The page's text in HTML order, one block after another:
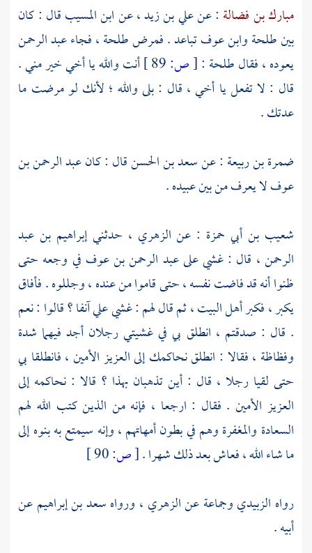
مبارك بن فضالة : عنعلي بن زيد، عنابن المسيبقال : كان
بينطلحةوابن عوفتباعد . فمرضطلحة، فجاءعبد الرحمن
يعوده ، فقالطلحة :
[ص:
أنت والله يا أخي خير مني .
قال : لا تفعل يا أخي ، قال : بلى والله ؛ لأنك لو مرضت ما
عدتك .
ضمرة بن ربيعة : عنسعد بن الحسنقال : كانعبد الرحمن بن
عوفلا يعرف من بين عبيده .
شعيب بن أبي حمزة : عن الزهري ، حدثنيإبراهيم بن عبد
الرحمن، قال : غشي علىعبد الرحمن بن عوف في وجعه حتى
ظنوا أنه قد فاضت نفسه ، حتى قاموا من عنده ، وجللوه . فأفاق
يكبر ، فكبر أهل البيت ، ثم قال لهم : غشي علي آنفا ؟ قالوا : نعم
. قال : صدقتم ، انطلق بي في غشيتي رجلان أجد فيهما شدة
وفظاظة ، فقالا : انطلق نحاكمك إلى العزيز الأمين ، فانطلقا بي
حتى لقيا رجلا ، قال : أين تذهبان بهذا ؟ قالا : نحاكمه إلى
العزيز الأمين . فقال : ارجعا ، فإنه من الذين كتب الله لهم
السعادة والمغفرة وهم في بطون أمهاتهم ، وإنه سيمتع به بنوه إلى
ما شاء الله ، فعاش بعد ذلك شهرا .[ص:
رواه الزبيديوجماعة عنالزهري ، ورواهسعد بن إبراهيمعن
أبيه .